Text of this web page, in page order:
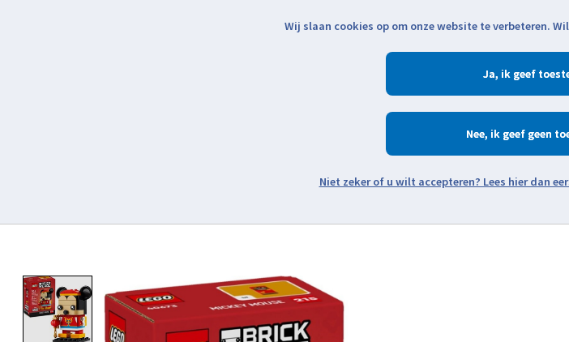
Product image slideshow Items
Wij slaan cookies op om onze website te verbeteren.
Ja
Nee